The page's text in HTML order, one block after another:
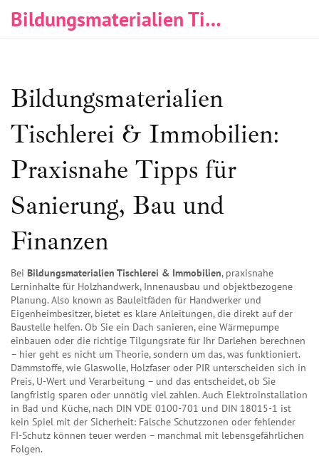
Bildungsmaterialien Tischlerei & Immobilien
Bildungsmaterialien
Tischlerei & Immobilien:
Praxisnahe Tipps für
Sanierung, Bau und
Finanzen
Bei Bildungsmaterialien Tischlerei & Immobilien, praxisnahe
Lerninhalte für Holzhandwerk, Innenausbau und objektbezogene
Planung. Also known as Bauleitfäden für Handwerker und
Eigenheimbesitzer, bietet es klare Anleitungen, die direkt auf der
Baustelle helfen. Ob Sie ein Dach sanieren, eine Wärmepumpe
einbauen oder die richtige Tilgungsrate für Ihr Darlehen berechnen
– hier geht es nicht um Theorie, sondern um das, was funktioniert.
Dämmstoffe,wie Glaswolle, Holzfaser oder PIR unterscheiden sich in
Preis, U-Wert und Verarbeitung – und das entscheidet, ob Sie
langfristig sparen oder unnötig viel zahlen. Auch Elektroinstallation
in Bad und Küche, nach DIN VDE 0100-701 und DIN 18015-1 ist
kein Spiel mit der Sicherheit: Falsche Schutzzonen oder fehlender
FI-Schutz können teuer werden – manchmal mit lebensgefährlichen
Folgen.